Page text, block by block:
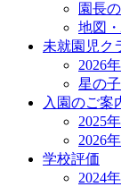
園長
地図
未就園児ク
2026
星の
入園のご案
2025
2026
学校評価
2024